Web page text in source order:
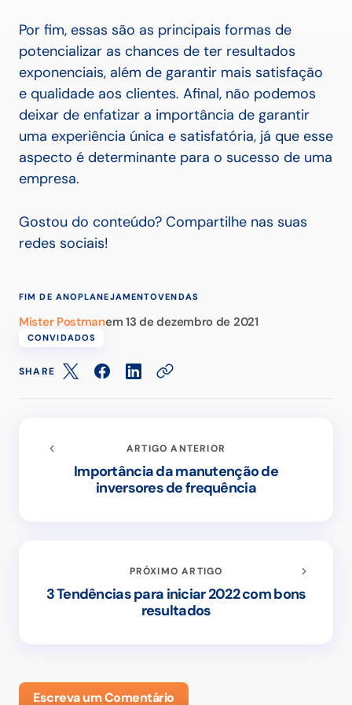
Por fim, essas são as principais formas de
potencializar as chances de ter resultados
exponenciais, além de garantir mais satisfação
e qualidade aos clientes. Afinal, não podemos
deixar de enfatizar a importância de garantir
uma experiência única e satisfatória, já que esse
aspecto é determinante para o sucesso de uma
empresa.
Gostou do conteúdo? Compartilhe nas suas
redes sociais!
FIM DE ANOPLANEJAMENTOVENDAS
Mister Postmanem 13 de dezembro de 2021
CONVIDADOS
SHARE
ARTIGO ANTERIOR
Importância da manutenção de
inversores de frequência
PRÓXIMO ARTIGO
3 Tendências para iniciar 2022 com bons
resultados
Escreva um Comentário